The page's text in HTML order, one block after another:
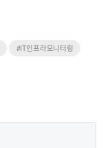
#IT인프라모니터링